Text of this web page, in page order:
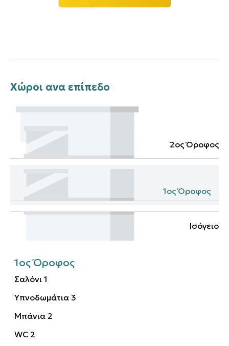
Χώροι ανα επίπεδο
2ος Όροφος
1ος Όροφος
Ισόγειο
1ος Όροφος
Σαλόνι 1
Υπνοδωμάτια 3
Μπάνια 2
WC 2